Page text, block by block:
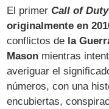
El primerCall of
originalmente en
conflictos de la
Mason mientras
averiguar el
números, con una
encubiertas,